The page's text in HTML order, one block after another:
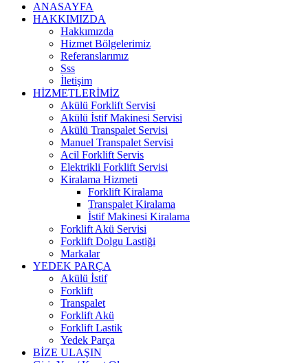
ANASAYFA
HAKKIMIZDA
Hakkımızda
Hizmet Bölgelerimiz
Referanslarımız
Sss
İletişim
HİZMETLERİMİZ
Akülü Forklift Servisi
Akülü İstif Makinesi Servisi
Akülü Transpalet Servisi
Manuel Transpalet Servisi
Acil Forklift Servis
Elektrikli Forklift Servisi
Kiralama Hizmeti
Forklift Kiralama
Transpalet Kiralama
İstif Makinesi Kiralama
Forklift Akü Servisi
Forklift Dolgu Lastiği
Markalar
YEDEK PARÇA
Akülü İstif
Forklift
Transpalet
Forklift Akü
Forklift Lastik
Yedek Parça
BİZE ULAŞIN